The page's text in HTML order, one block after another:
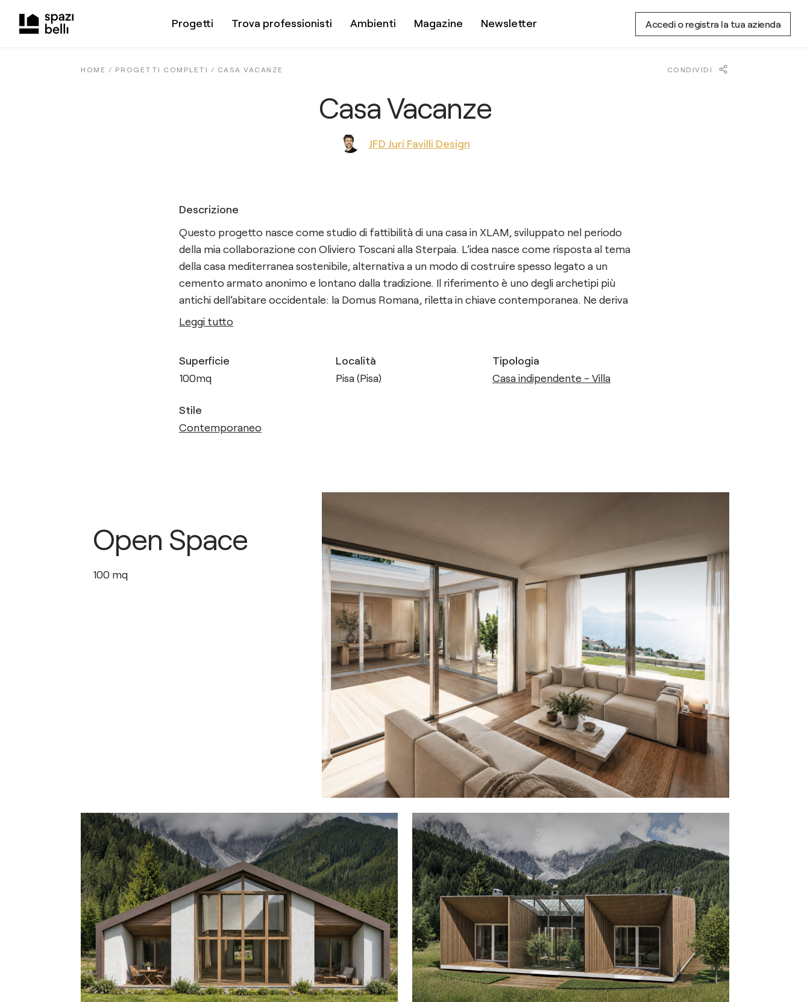
Progetti Trova professionisti Ambienti Magazine Newsletter Accedi o registra la tua azienda
HOME / PROGETTI COMPLETI / CASA VACANZE CONDIVIDI
Casa Vacanze
JFD Juri Favilli Design
Descrizione
Questo progetto nasce come studio di fattibilità di una casa in XLAM, sviluppato nel periodo
della mia collaborazione con Oliviero Toscani alla Sterpaia. L’idea nasce come risposta al tema
della casa mediterranea sostenibile, alternativa a un modo di costruire spesso legato a un
cemento armato anonimo e lontano dalla tradizione. Il riferimento è uno degli archetipi più
antichi dell’abitare occidentale: la Domus Romana, riletta in chiave contemporanea. Ne deriva
Leggi tutto
Superficie
100mq
Località
Pisa (Pisa)
Tipologia
Casa indipendente - Villa
Stile
Contemporaneo
Open Space
100 mq